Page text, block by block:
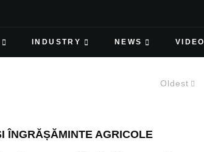
INDUSTRY NEWS VIDEO
Oldest
ÎNGRĂȘĂMINTE AGRICOLE